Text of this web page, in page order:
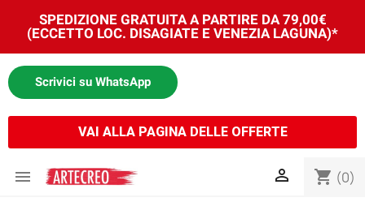
SPEDIZIONE GRATUITA A PARTIRE DA 79,00€
(ECCETTO LOC. DISAGIATE E VENEZIA LAGUNA)*
Scrivici su WhatsApp
VAI ALLA PAGINA DELLE OFFERTE
 shopping_cart (0)
